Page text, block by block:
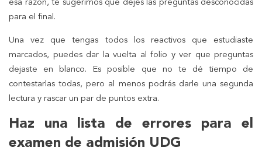
esa razón, te sugerimos que dejes las preguntas desconocidas
para el final.
Una vez que tengas todos los reactivos que estudiaste
marcados, puedes dar la vuelta al folio y ver que preguntas
dejaste en blanco. Es posible que no te dé tiempo de
contestarlas todas, pero al menos podrás darle una segunda
lectura y rascar un par de puntos extra.
Haz una lista de errores para el
examen de admisión UDG